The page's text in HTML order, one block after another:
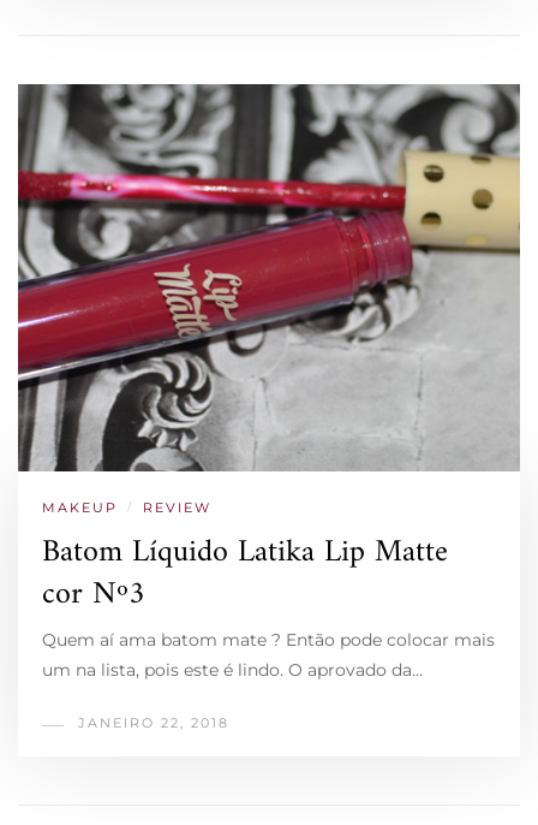
MAKEUP / REVIEW
Batom Líquido Latika Lip Matte
cor Nº3
Quem aí ama batom mate ? Então pode colocar mais
um na lista, pois este é lindo. O aprovado da…
JANEIRO 22, 2018